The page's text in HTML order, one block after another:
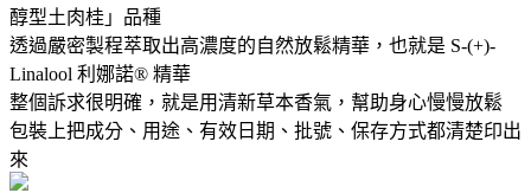
醇型土肉桂」品種
透過嚴密製程萃取出高濃度的自然放鬆精華，也就是 S-(+)-
Linalool 利娜諾® 精華
整個訴求很明確，就是用清新草本香氣，幫助身心慢慢放鬆
包裝上把成分、用途、有效日期、批號、保存方式都清楚印出
來